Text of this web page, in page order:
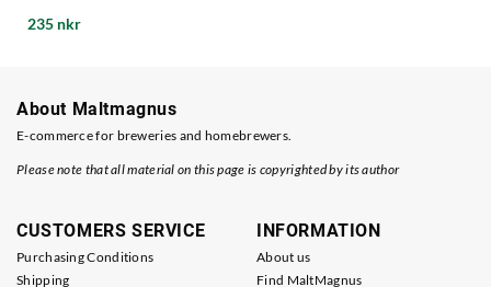
235 nkr
About Maltmagnus
E-commerce for breweries and homebrewers.
Please note that all material on this page is copyrighted by its author
CUSTOMERS SERVICE
Purchasing Conditions
Shipping
INFORMATION
About us
Find MaltMagnus